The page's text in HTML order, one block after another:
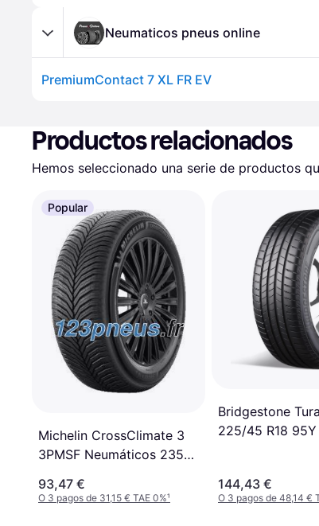
Neumaticos pneus online
PremiumContact 7 XL FR EV
Productos relacionados
Hemos seleccionado una serie de productos
Popular
Michelin CrossClimate 3
3PMSF Neumáticos 235
93,47 €
O 3 pagos de 31,15 € TAE 0%¹
Bridgestone
225/45 R18 95Y
144,43 €
O 3 pagos de 48,14 €